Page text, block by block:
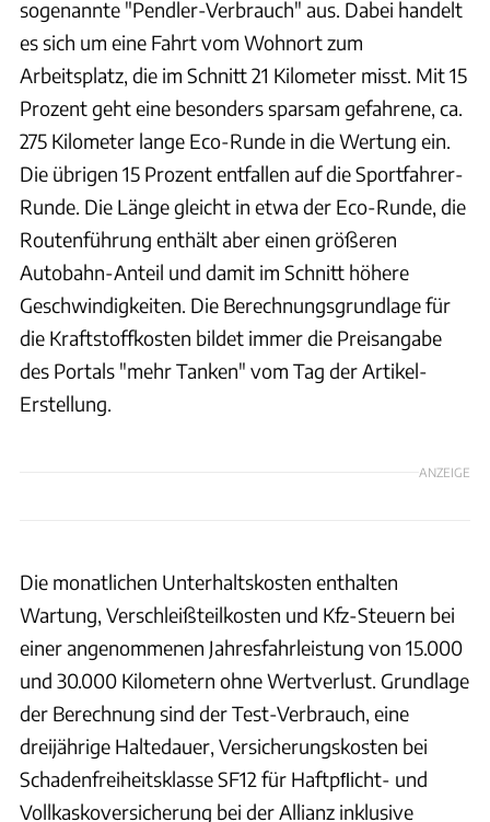
sogenannte "Pendler-Verbrauch" aus. Dabei handelt
es sich um eine Fahrt vom Wohnort zum
Arbeitsplatz, die im Schnitt 21 Kilometer misst. Mit 15
Prozent geht eine besonders sparsam gefahrene, ca.
275 Kilometer lange Eco-Runde in die Wertung ein.
Die übrigen 15 Prozent entfallen auf die Sportfahrer-
Runde. Die Länge gleicht in etwa der Eco-Runde, die
Routenführung enthält aber einen größeren
Autobahn-Anteil und damit im Schnitt höhere
Geschwindigkeiten. Die Berechnungsgrundlage für
die Kraftstoffkosten bildet immer die Preisangabe
des Portals "mehr Tanken" vom Tag der Artikel-
Erstellung.
ANZEIGE
Die monatlichen Unterhaltskosten enthalten
Wartung, Verschleißteilkosten und Kfz-Steuern bei
einer angenommenen Jahresfahrleistung von 15.000
und 30.000 Kilometern ohne Wertverlust. Grundlage
der Berechnung sind der Test-Verbrauch, eine
dreijährige Haltedauer, Versicherungskosten bei
Schadenfreiheitsklasse SF12 für Haftpﬂicht- und
Vollkaskoversicherung bei der Allianz inklusive